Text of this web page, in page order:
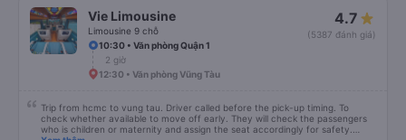
Vie Limousine
Limousine 9 chỗ
4.7
(5387 đánh giá)
10:30 • Văn phòng Quận 1
2 giờ
12:30 • Văn phòng Vũng Tàu
Trip from hcmc to vung tau. Driver called before the pick-up timing. To
check whether available to move off early. They will check the passengers
who is children or maternity and assign the seat accordingly for safety.